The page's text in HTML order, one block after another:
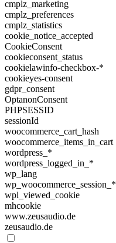
cmplz_marketing
cmplz_preferences
cmplz_statistics
cookie_notice_accepted
CookieConsent
cookieconsent_status
cookielawinfo-checkbox-*
cookieyes-consent
gdpr_consent
OptanonConsent
PHPSESSID
sessionId
woocommerce_cart_hash
woocommerce_items_in_cart
wordpress_*
wordpress_logged_in_*
wp_lang
wp_woocommerce_session_*
wpl_viewed_cookie
mhcookie
www.zeusaudio.de
zeusaudio.de